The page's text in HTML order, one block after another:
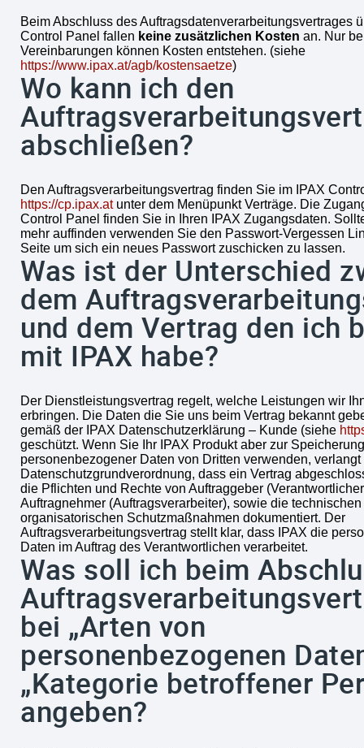
Beim Abschluss des Auftragsdatenverarbeitungsvertrages
Control Panel fallen keine zusätzlichen Kosten an. Nur
Vereinbarungen können Kosten entstehen. (siehe
https://www.ipax.at/agb/kostensaetze)
Wo kann ich den
abschließen?
Den Auftragsverarbeitungsvertrag finden Sie im IPAX
https://cp.ipax.atunter dem Menüpunkt Verträge. Die
Control Panel finden Sie in Ihren IPAX Zugangsdaten.
mehr auffinden verwenden Sie den Passwort-Vergessen
Seite um sich ein neues Passwort zuschicken zu lassen.
Was ist der Unterschied
dem
und dem Vertrag den ich
mit IPAX habe?
Der Dienstleistungsvertrag regelt, welche Leistungen wir
erbringen. Die Daten die Sie uns beim Vertrag bekannt
gemäß der IPAX Datenschutzerklärung – Kunde (siehe
geschützt. Wenn Sie Ihr IPAX Produkt aber zur Speicherung
personenbezogener Daten von Dritten verwenden, verlangt
Datenschutzgrundverordnung, dass ein Vertrag
die Pflichten und Rechte von Auftraggeber
Auftragnehmer (Auftragsverarbeiter), sowie die
organisatorischen Schutzmaßnahmen dokumentiert. Der
Auftragsverarbeitungsvertrag stellt klar, dass IPAX die
Daten im Auftrag des Verantwortlichen verarbeitet.
Was soll ich beim
bei „Arten von
personenbezogenen
„Kategorie betroffener
angeben?